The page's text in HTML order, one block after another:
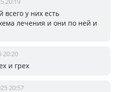
всего у них есть
лечения и они по ней и
20:20
и грех
20:57